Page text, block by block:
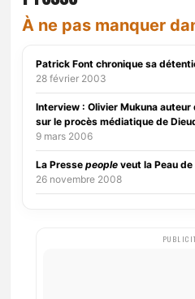
À ne pas manquer
Patrick Font chronique sa
28 février 2003
Interview : Olivier Mukuna
sur le procès médiatique de
9 mars 2006
La Presse people veut la Peau
26 novembre 2008